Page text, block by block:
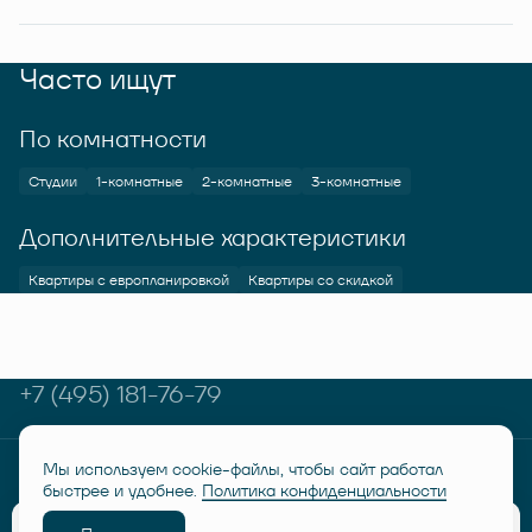
Часто ищут
По комнатности
Студии 1-комнатные 2-комнатные 3-комнатные
Дополнительные характеристики
Квартиры с европланировкой Квартиры со скидкой
+7 (495) 181-76-79
© RUSICH KOTELNIKI 2026Политика конфиденциальности
Дисклеймер "Семейная ипотека от 6%"
Мы используем cookie-файлы, чтобы сайт работал
быстрее и удобнее. Политика конфиденциальности